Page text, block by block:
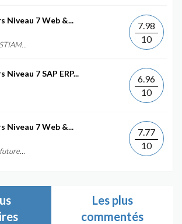
Niveau 7 Web &...
7.98
10
Niveau 7 SAP ERP...
6.96
10
Niveau 7 Web &...
7.77
10
Les plus
commentés